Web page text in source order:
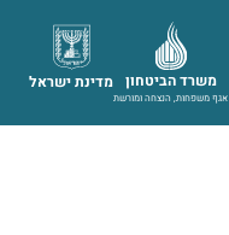
מדינת ישראל משרד הביטחון
אגף משפחות, הנצחה ומורשת